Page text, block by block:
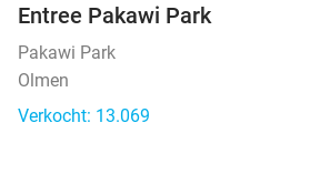
Entree Pakawi Park
Pakawi Park
Olmen
Verkocht: 13.069